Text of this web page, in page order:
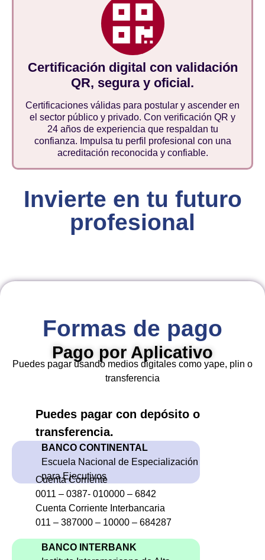
Certificación digital con validación
QR, segura y oficial.
Certificaciones válidas para postular y ascender en
el sector público y privado. Con verificación QR y
24 años de experiencia que respaldan tu
confianza. Impulsa tu perfil profesional con una
acreditación reconocida y confiable.
Invierte en tu futuro
profesional
Formas de pago
Pago por Aplicativo
Puedes pagar usando medios digitales como yape, plin o
transferencia
Puedes pagar con depósito o
transferencia.
BANCO CONTINENTAL
Escuela Nacional de Especialización
para Ejecutivos
Cuenta Corriente
0011 – 0387- 010000 – 6842
Cuenta Corriente Interbancaria
011 – 387000 – 10000 – 684287
BANCO INTERBANK